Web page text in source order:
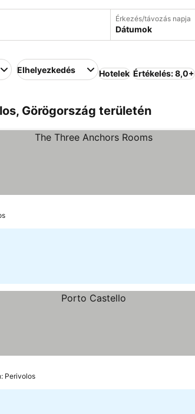
Érkezés/távozás napja
Dátumok
Elhelyezkedés Hotelek Értékelés: 8,0+
Görögország területén
Perivolos